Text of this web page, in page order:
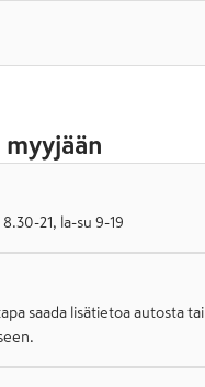
21, la-su 9-19
saada lisätietoa autosta tai